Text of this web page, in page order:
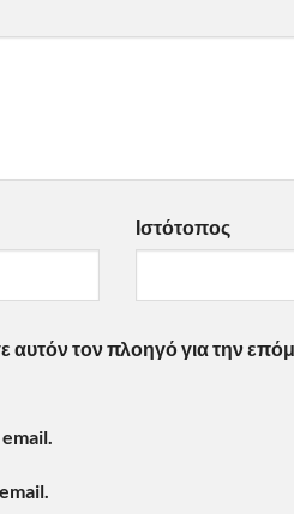
Ιστότοπος
αυτόν τον πλοηγό για την